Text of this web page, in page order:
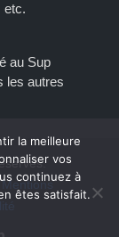
etc.
au Sup
les autres
Mentions
la meilleure
vos
continuez à
êtes satisfait.